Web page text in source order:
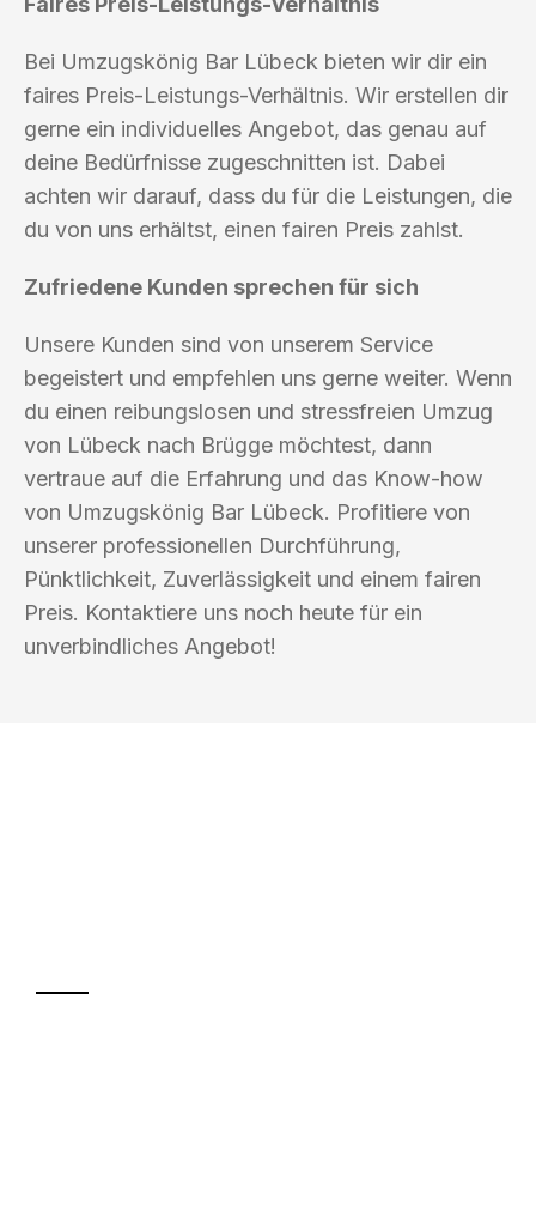
Bei Umzugskönig Bar Lübeck bieten wir dir ein
faires Preis-Leistungs-Verhältnis. Wir erstellen dir
gerne ein individuelles Angebot, das genau auf
deine Bedürfnisse zugeschnitten ist. Dabei
achten wir darauf, dass du für die Leistungen, die
du von uns erhältst, einen fairen Preis zahlst.
Zufriedene Kunden sprechen für sich
Unsere Kunden sind von unserem Service
begeistert und empfehlen uns gerne weiter. Wenn
du einen reibungslosen und stressfreien Umzug
von Lübeck nach Brügge möchtest, dann
vertraue auf die Erfahrung und das Know-how
von Umzugskönig Bar Lübeck. Profitiere von
unserer professionellen Durchführung,
Pünktlichkeit, Zuverlässigkeit und einem fairen
Preis. Kontaktiere uns noch heute für ein
unverbindliches Angebot!